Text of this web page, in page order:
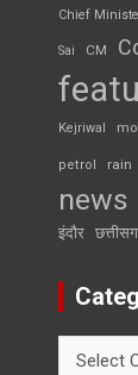
Chief
Sai CM
Kejriwal
petrol rain
news
इंदौर